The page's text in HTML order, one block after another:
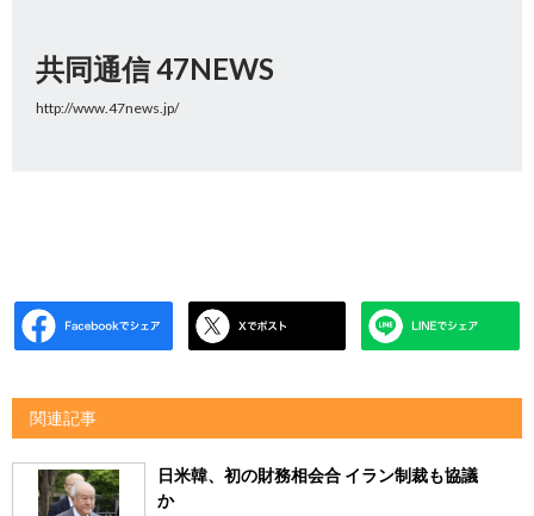
共同通信 47NEWS
http://www.47news.jp/
関連記事
日米韓、初の財務相会合 イラン制裁も協議
か